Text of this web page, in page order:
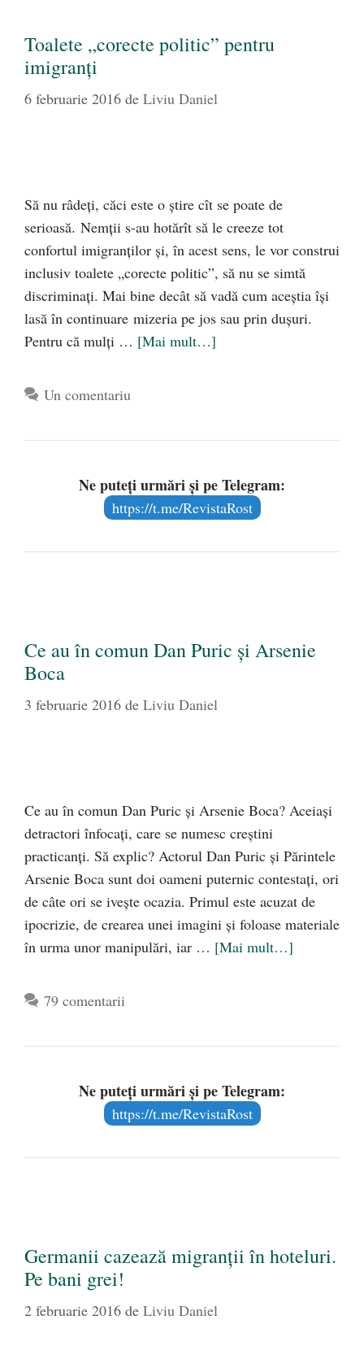
Toalete „corecte politic” pentru
imigranţi
6 februarie 2016 de Liviu Daniel
Să nu râdeţi, căci este o ştire cît se poate de
serioasă. Nemţii s-au hotărît să le creeze tot
confortul imigranţilor şi, în acest sens, le vor construi
inclusiv toalete „corecte politic”, să nu se simtă
discriminaţi. Mai bine decât să vadă cum aceştia îşi
lasă în continuare mizeria pe jos sau prin duşuri.
Pentru că mulţi … [Mai mult…]
Un comentariu
Ne puteți urmări și pe Telegram:
https://t.me/RevistaRost
Ce au în comun Dan Puric şi Arsenie
Boca
3 februarie 2016 de Liviu Daniel
Ce au în comun Dan Puric şi Arsenie Boca? Aceiaşi
detractori înfocaţi, care se numesc creştini
practicanţi. Să explic? Actorul Dan Puric şi Părintele
Arsenie Boca sunt doi oameni puternic contestaţi, ori
de câte ori se iveşte ocazia. Primul este acuzat de
ipocrizie, de crearea unei imagini şi foloase materiale
în urma unor manipulări, iar … [Mai mult…]
79 comentarii
Ne puteți urmări și pe Telegram:
https://t.me/RevistaRost
Germanii cazează migranţii în hoteluri.
Pe bani grei!
2 februarie 2016 de Liviu Daniel